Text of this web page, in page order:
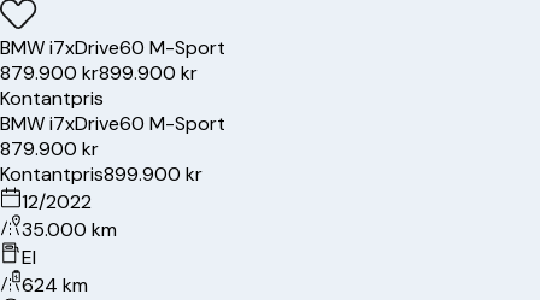
BMWi7xDrive60 M-Sport
879.900 kr899.900 kr
Kontantpris
BMWi7xDrive60 M-Sport
879.900 kr
Kontantpris899.900 kr
12/2022
35.000 km
El
624 km